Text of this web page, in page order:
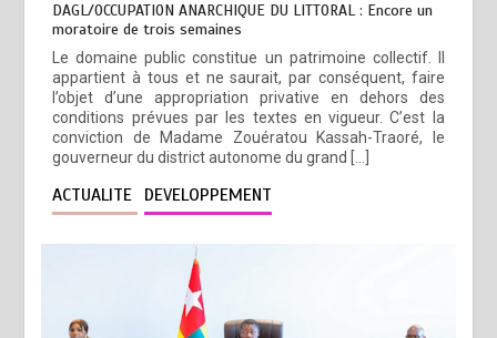
DAGL/OCCUPATION ANARCHIQUE DU LITTORAL : Encore un
moratoire de trois semaines
Le domaine public constitue un patrimoine collectif. Il
appartient à tous et ne saurait, par conséquent, faire
l’objet d’une appropriation privative en dehors des
conditions prévues par les textes en vigueur. C’est la
conviction de Madame Zouératou Kassah-Traoré, le
gouverneur du district autonome du grand […]
ACTUALITE DEVELOPPEMENT